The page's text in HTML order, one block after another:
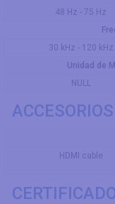
48 Hz - 75 Hz
30 kHz - 120 kHz
Unidad de
NULL
ACCESORIOS
HDMI cable